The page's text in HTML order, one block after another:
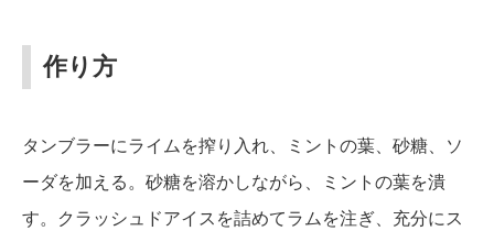
作り方
タンブラーにライムを搾り入れ、ミントの葉、砂糖、ソ
ーダを加える。砂糖を溶かしながら、ミントの葉を潰
す。クラッシュドアイスを詰めてラムを注ぎ、充分にス